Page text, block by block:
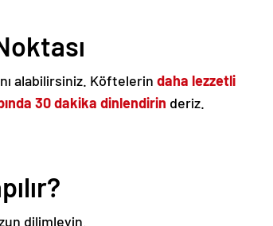
alabilirsiniz. Köftelerin daha lezzetli
30 dakika dinlendirin deriz.
dilimleyin.